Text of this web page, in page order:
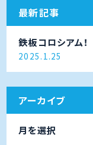
最新記事
鉄板コロシアム！
2025.1.25
アーカイブ
月を選択